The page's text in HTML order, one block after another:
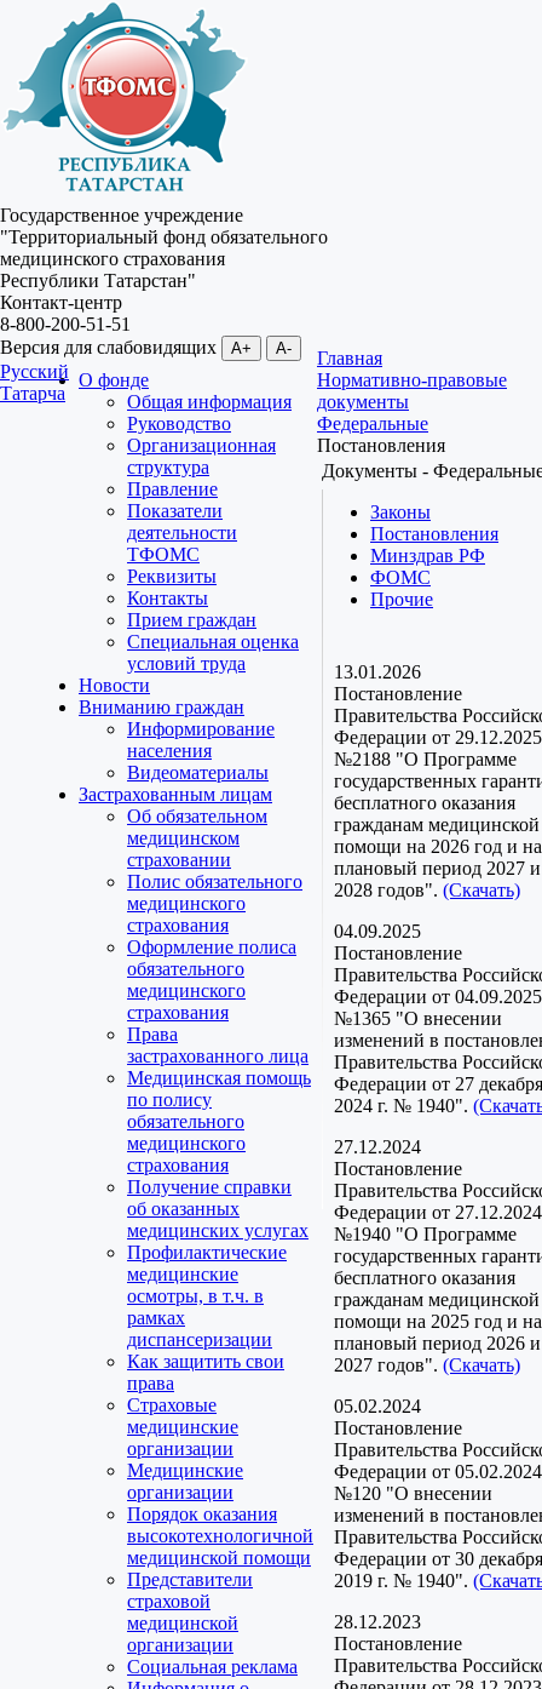
Государственное учреждение
"Территориальный фонд обязательного
медицинского страхования
Республики Татарстан"
Контакт-центр
8-800-200-51-51
Версия для слабовидящих
A+ A-
Русский
Татарча
О фонде
Общая информация
Руководство
Организационная
структура
Правление
Показатели
деятельности
ТФОМС
Реквизиты
Контакты
Прием граждан
Специальная оценка
условий труда
Новости
Вниманию граждан
Информирование
населения
Видеоматериалы
Застрахованным лицам
Об обязательном
медицинском
страховании
Полис обязательного
медицинского
страхования
Оформление полиса
обязательного
медицинского
страхования
Права
застрахованного лица
Медицинская помощь
по полису
обязательного
медицинского
страхования
Получение справки
об оказанных
медицинских услугах
Профилактические
медицинские
осмотры, в т.ч. в
рамках
диспансеризации
Как защитить свои
права
Страховые
медицинские
организации
Медицинские
организации
Порядок оказания
высокотехнологичной
медицинской помощи
Представители
страховой
медицинской
организации
Социальная реклама
Главная
Нормативно-правовые
документы
Федеральные
Постановления
Документы -
Законы
Постановления
Минздрав РФ
ФОМС
Прочие
13.01.2026
Постановление
Правительства
Федерации от 29.12.2025
№2188 "О Программе
государственных
бесплатного оказания
гражданам медицинской
помощи на 2026 год и на
плановый период 2027 и
2028 годов". (Скачать)
04.09.2025
Постановление
Правительства
Федерации от 04.09.2025
№1365 "О внесении
изменений в
Правительства
Федерации от 27 декабря
2024 г. № 1940".
27.12.2024
Постановление
Правительства
Федерации от 27.12.2024
№1940 "О Программе
государственных
бесплатного оказания
гражданам медицинской
помощи на 2025 год и на
плановый период 2026 и
2027 годов". (Скачать)
05.02.2024
Постановление
Правительства
Федерации от 05.02.2024
№120 "О внесении
изменений в
Правительства
Федерации от 30 декабря
2019 г. № 1940".
28.12.2023
Постановление
Правительства